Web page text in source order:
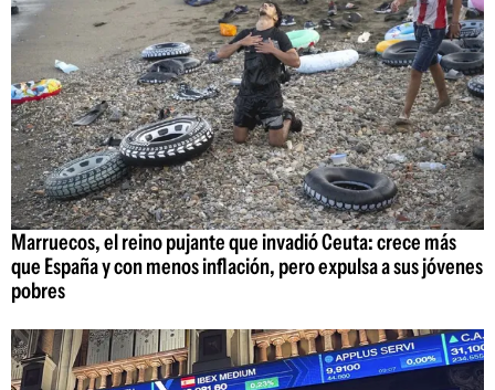
Marruecos, el reino pujante que invadió Ceuta: crece más
que España y con menos inflación, pero expulsa a sus jóvenes
pobres